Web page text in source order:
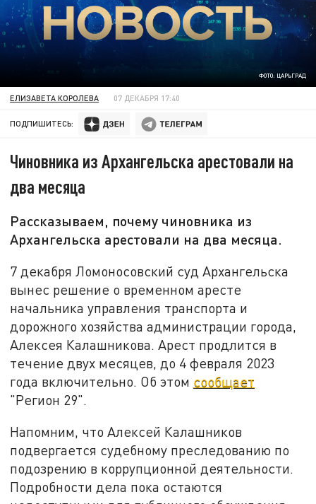
ФОТО: ЦАРЬГРАД
ЕЛИЗАВЕТА КОРОЛЕВА 07 ДЕКАБРЯ 17:40
ПОДПИШИТЕСЬ:
Чиновника из Архангельска арестовали на
два месяца
Рассказываем, почему чиновника из
Архангельска арестовали на два месяца.
7 декабря Ломоносовский суд Архангельска
вынес решение о временном аресте
начальника управления транспорта и
дорожного хозяйства администрации города,
Алексея Калашникова. Арест продлится в
течение двух месяцев, до 4 февраля 2023
года включительно. Об этом сообщает
"Регион 29".
Напомним, что Алексей Калашников
подвергается судебному преследованию по
подозрению в коррупционной деятельности.
Подробности дела пока остаются